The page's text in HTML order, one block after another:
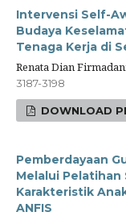
Intervensi Self-
Budaya
Tenaga Kerja di
Renata Dian
3187-3198
DOWNLOAD
Pemberdayaan
Melalui Pelatihan
Karakteristik
ANFIS